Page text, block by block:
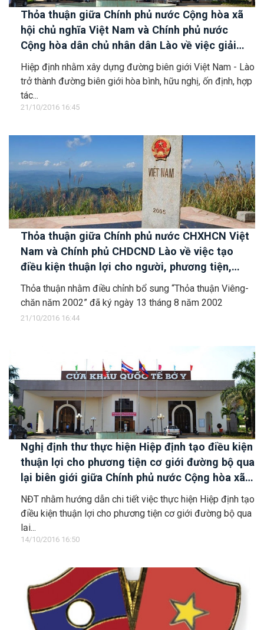
Thỏa thuận giữa Chính phủ nước Cộng hòa xã
hội chủ nghĩa Việt Nam và Chính phủ nước
Cộng hòa dân chủ nhân dân Lào về việc giải
quyết vấn đề người di cư tự do và kết hôn
không giá thú trong vùng biên giới hai nước
Hiệp định nhằm xây dựng đường biên giới Việt Nam - Lào
trở thành đường biên giới hòa bình, hữu nghị, ốn định, hợp
tác...
21/10/2016 16:45
Thỏa thuận giữa Chính phủ nước CHXHCN Việt
Nam và Chính phủ CHDCND Lào về việc tạo
điều kiện thuận lợi cho người, phương tiện,
hàng hóa qua lại biên giới nhằm đẩy mạnh hơn
nữa việc khuyến khích và phát triển hợp tác đầu
tư thương mại giữa hai nước
Thỏa thuận nhằm điều chỉnh bổ sung “Thỏa thuận Viêng-
chăn năm 2002” đã ký ngày 13 tháng 8 năm 2002
21/10/2016 16:44
Nghị định thư thực hiện Hiệp định tạo điều kiện
thuận lợi cho phương tiện cơ giới đường bộ qua
lại biên giới giữa Chính phủ nước Cộng hòa xã
hội chủ nghĩa Việt Nam và Chính phủ nước
Cộng hòa dân chủ nhân dân Lào
NĐT nhằm hướng dẫn chi tiết việc thực hiện Hiệp định tạo
điều kiện thuận lợi cho phương tiện cơ giới đường bộ qua
lại...
14/10/2016 16:50